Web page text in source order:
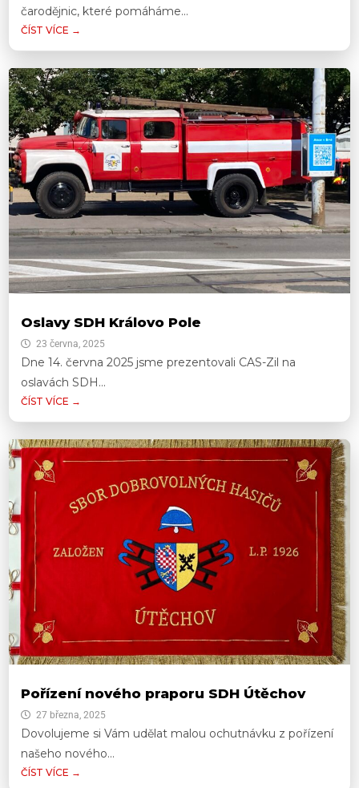
čarodějnic, které pomáháme...
ČÍST VÍCE →
Oslavy SDH Královo Pole
23 června, 2025
Dne 14. června 2025 jsme prezentovali CAS-Zil na
oslavách SDH...
ČÍST VÍCE →
Pořízení nového praporu SDH Útěchov
27 března, 2025
Dovolujeme si Vám udělat malou ochutnávku z pořízení
našeho nového...
ČÍST VÍCE →